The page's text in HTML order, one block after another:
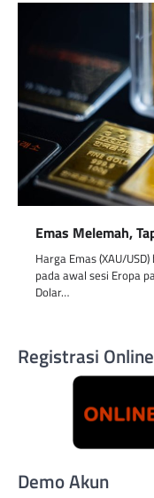
Emas Melemah,
Harga Emas (XAU/
pada awal sesi Eropa
Dolar…
Registrasi Online
Demo Akun